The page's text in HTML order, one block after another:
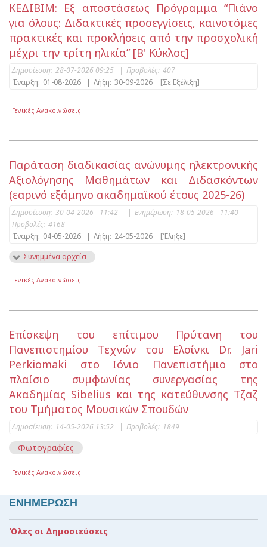
ΚΕΔΙΒΙΜ: Εξ αποστάσεως Πρόγραμμα “Πιάνο
για όλους: Διδακτικές προσεγγίσεις, καινοτόμες
πρακτικές και προκλήσεις από την προσχολική
μέχρι την τρίτη ηλικία” [Β' Κύκλος]
Δημοσίευση: 28-07-2026 09:25 | Προβολές: 407
Έναρξη: 01-08-2026 | Λήξη: 30-09-2026 [Σε Εξέλιξη]
Γενικές Ανακοινώσεις
Παράταση διαδικασίας ανώνυμης ηλεκτρονικής
Αξιολόγησης Μαθημάτων και Διδασκόντων
(εαρινό εξάμηνο ακαδημαϊκού έτους 2025-26)
Δημοσίευση: 30-04-2026 11:42 | Ενημέρωση: 18-05-2026 11:40
|
Προβολές: 4168
Έναρξη: 04-05-2026 | Λήξη: 24-05-2026
[Έληξε]
Συνημμένα αρχεία
Γενικές Ανακοινώσεις
Επίσκεψη του επίτιμου Πρύτανη του
Πανεπιστημίου Τεχνών του Ελσίνκι Dr. Jari
Perkiomaki στο Ιόνιο Πανεπιστήμιο στο
πλαίσιο συμφωνίας συνεργασίας της
Ακαδημίας Sibelius και της κατεύθυνσης Τζαζ
του Τμήματος Μουσικών Σπουδών
Δημοσίευση: 14-05-2026 13:52 | Προβολές: 1849
Φωτογραφίες
Γενικές Ανακοινώσεις
ΕΝΗΜΕΡΩΣΗ
Όλες οι Δημοσιεύσεις